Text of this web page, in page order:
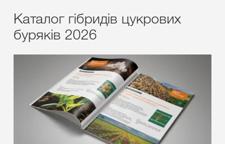
Каталог гібридів цукрових
буряків 2026